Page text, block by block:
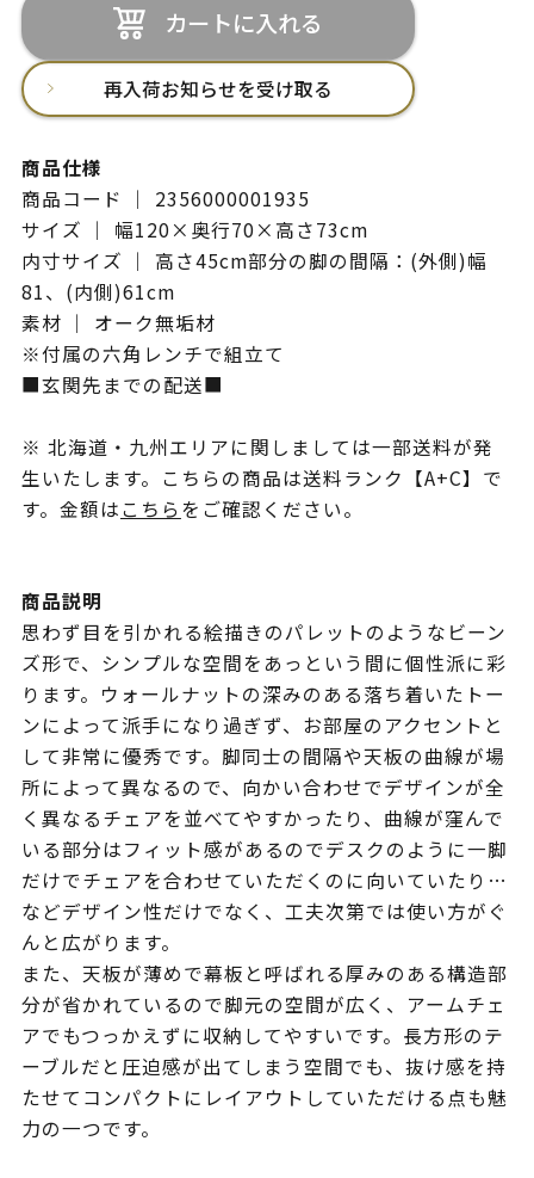
カートに入れる
再入荷お知らせを受け取る
商品仕様
商品コード ｜ 2356000001935
サイズ ｜ 幅120×奥行70×高さ73cm
内寸サイズ ｜ 高さ45cm部分の脚の間隔：(外側)幅
81、(内側)61cm
素材 ｜ オーク無垢材
※付属の六角レンチで組立て
■玄関先までの配送■
※ 北海道・九州エリアに関しましては一部送料が発
生いたします。こちらの商品は送料ランク【A+C】で
す。金額はこちらをご確認ください。
商品説明
思わず目を引かれる絵描きのパレットのようなビーン
ズ形で、シンプルな空間をあっという間に個性派に彩
ります。ウォールナットの深みのある落ち着いたトー
ンによって派手になり過ぎず、お部屋のアクセントと
して非常に優秀です。脚同士の間隔や天板の曲線が場
所によって異なるので、向かい合わせでデザインが全
く異なるチェアを並べてやすかったり、曲線が窪んで
いる部分はフィット感があるのでデスクのように一脚
だけでチェアを合わせていただくのに向いていたり…
などデザイン性だけでなく、工夫次第では使い方がぐ
んと広がります。
また、天板が薄めで幕板と呼ばれる厚みのある構造部
分が省かれているので脚元の空間が広く、アームチェ
アでもつっかえずに収納してやすいです。長方形のテ
ーブルだと圧迫感が出てしまう空間でも、抜け感を持
たせてコンパクトにレイアウトしていただける点も魅
力の一つです。